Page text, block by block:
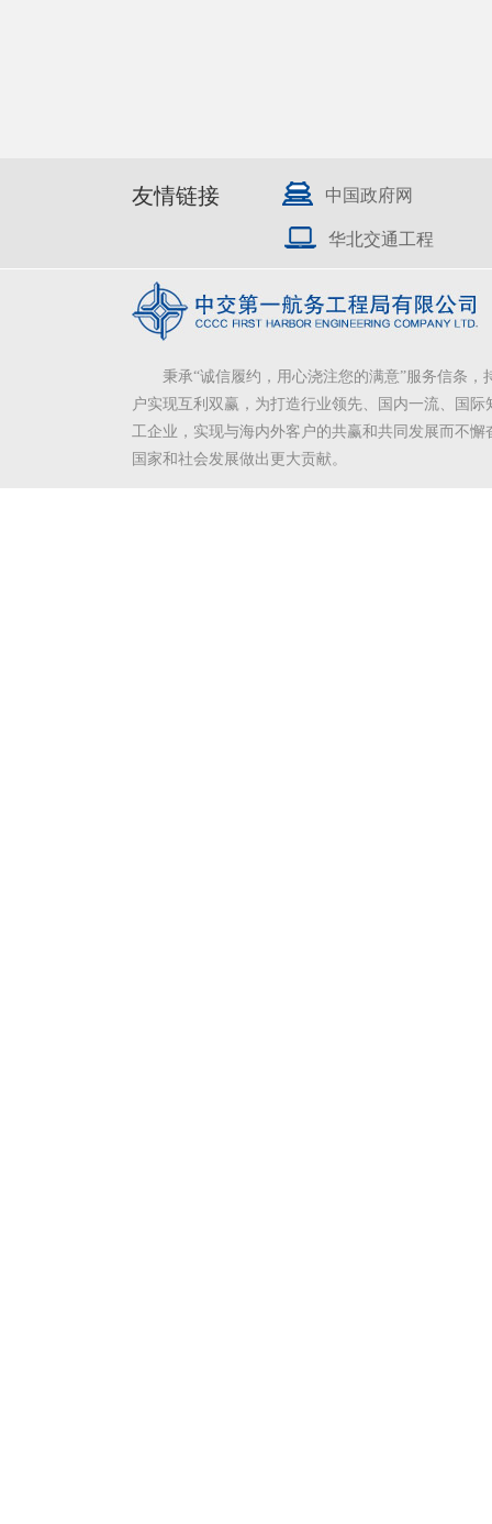
友情链接 中国政府网
华北交通工程
秉承“诚信履约，用心浇注您的满意”服务信条，
户实现互利双赢，为打造行业领先、国内一流、国际
工企业，实现与海内外客户的共赢和共同发展而不懈
国家和社会发展做出更大贡献。